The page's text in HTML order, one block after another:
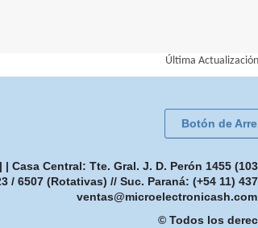
Última
Botón de
Casa Central: Tte. Gral. J. D. Perón 1455
/ 6507 (Rotativas) // Suc. Paraná: (+54 11)
ventas@microelectronicash.com
© Todos los